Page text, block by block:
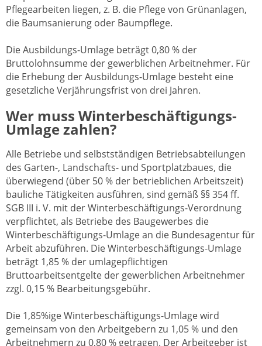
Pflegearbeiten liegen, z. B. die Pflege von Grünanlagen,
die Baumsanierung oder Baumpflege.
Die Ausbildungs-Umlage beträgt 0,80 % der
Bruttolohnsumme der gewerblichen Arbeitnehmer. Für
die Erhebung der Ausbildungs-Umlage besteht eine
gesetzliche Verjährungsfrist von drei Jahren.
Wer muss Winterbeschäftigungs-
Umlage zahlen?
Alle Betriebe und selbstständigen Betriebsabteilungen
des Garten-, Landschafts- und Sportplatzbaues, die
überwiegend (über 50 % der betrieblichen Arbeitszeit)
bauliche Tätigkeiten ausführen, sind gemäß §§ 354 ff.
SGB III i. V. mit der Winterbeschäftigungs-Verordnung
verpflichtet, als Betriebe des Baugewerbes die
Winterbeschäftigungs-Umlage an die Bundesagentur für
Arbeit abzuführen. Die Winterbeschäftigungs-Umlage
beträgt 1,85 % der umlagepflichtigen
Bruttoarbeitsentgelte der gewerblichen Arbeitnehmer
zzgl. 0,15 % Bearbeitungsgebühr.
Die 1,85%ige Winterbeschäftigungs-Umlage wird
gemeinsam von den Arbeitgebern zu 1,05 % und den
Arbeitnehmern zu 0,80 % getragen. Der Arbeitgeber ist